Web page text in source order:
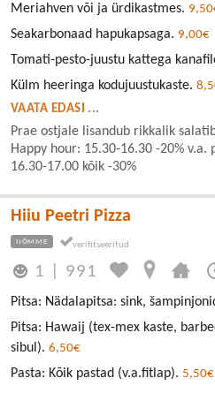
Meriahven või ja ürdikastmes.
Seakarbonaad hapukapsaga. 9,00€
Tomati-pesto-juustu kattega
Külm heeringa kodujuustukaste.
VAATA EDASI ...
Prae ostjale lisandub rikkalik
Happy hour: 15.30-16.30 -20% v.a.
16.30-17.00 kõik -30%
Hiiu Peetri Pizza
NÕMME
1 991
Pitsa: Nädalapitsa: sink,
Pitsa: Hawaij (tex-mex kaste,
sibul). 6,50€
Pasta: Kõik pastad (v.a.fitlap). 5,50€